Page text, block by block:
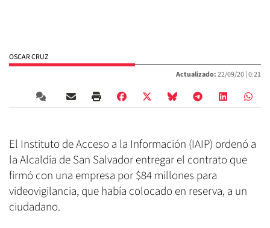
OSCAR CRUZ
Actualizado:22/09/20 |0:21
El Instituto de Acceso a la Información (IAIP) ordenó a
la Alcaldía de San Salvador entregar el contrato que
firmó con una empresa por $84 millones para
videovigilancia, que había colocado en reserva, a un
ciudadano.